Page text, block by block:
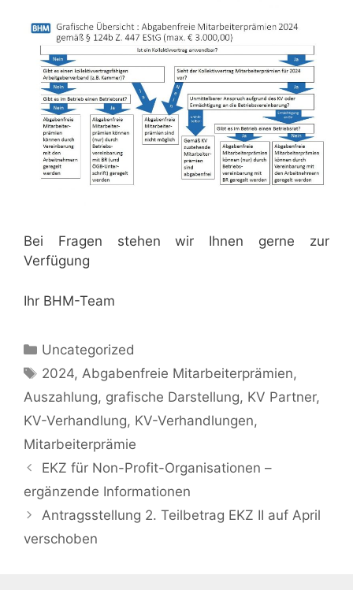
Bei Fragen stehen wir Ihnen gerne zur
Verfügung
Ihr BHM-Team
Kategorien
Uncategorized
Schlagwörter
2024, Abgabenfreie Mitarbeiterprämien,
Auszahlung, grafische Darstellung, KV Partner,
KV-Verhandlung, KV-Verhandlungen,
Mitarbeiterprämie
EKZ für Non-Profit-Organisationen –
ergänzende Informationen
Antragsstellung 2. Teilbetrag EKZ II auf April
verschoben